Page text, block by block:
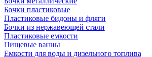
Бочки пластиковые
Пластиковые бидоны и фляги
Бочки из нержавеющей стали
Пластиковые емкости
Пищевые ванны
Емкости для воды и дизельного топлива